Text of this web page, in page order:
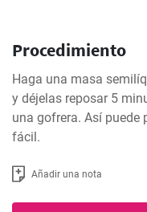
Procedimiento
Haga una masa
y déjelas reposar 5
una gofrera. Así puede
fácil.
Añadir una nota